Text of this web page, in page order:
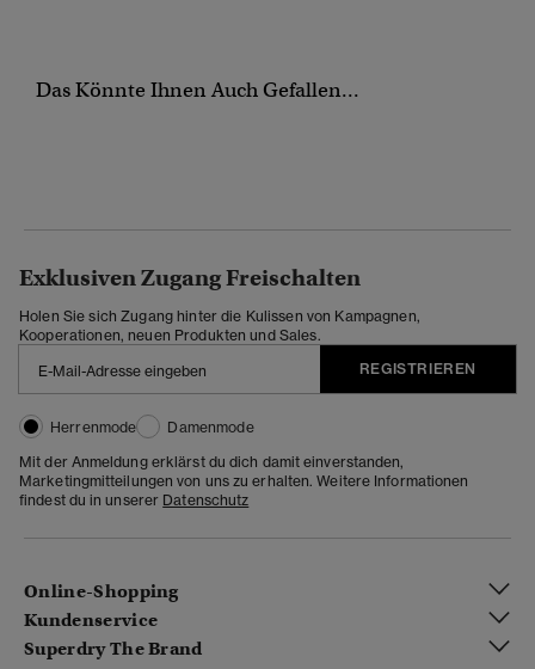
Das Könnte Ihnen Auch Gefallen...
Exklusiven Zugang Freischalten
Holen Sie sich Zugang hinter die Kulissen von Kampagnen,
Kooperationen, neuen Produkten und Sales.
REGISTRIEREN
Herrenmode
Damenmode
Mit der Anmeldung erklärst du dich damit einverstanden,
Marketingmitteilungen von uns zu erhalten. Weitere Informationen
findest du in unserer Datenschutz
Online-Shopping
Kundenservice
Superdry The Brand